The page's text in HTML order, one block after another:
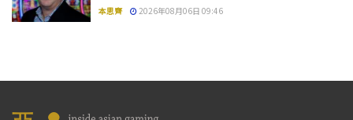
本思齊 2026年08月06日 09:46